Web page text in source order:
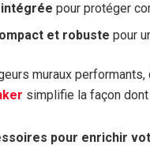
pour protéger
et robuste pour
muraux
simplifie la façon
pour enrichir